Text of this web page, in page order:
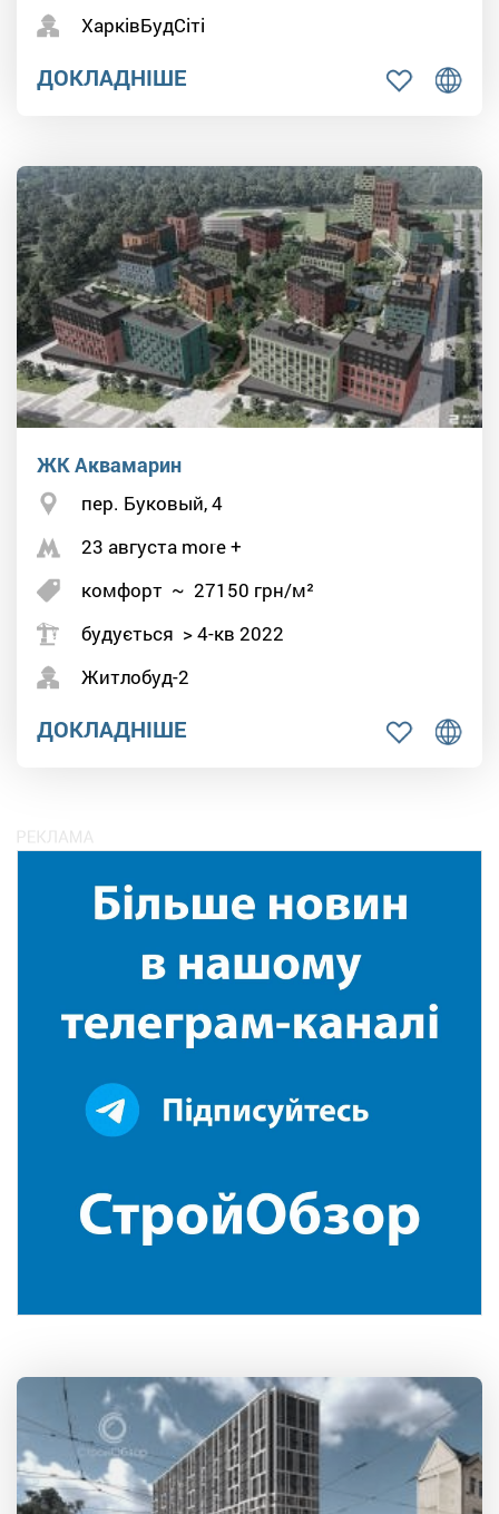
ХарківБудСіті
ДОКЛАДНІШЕ
ЖК Аквамарин
пер. Буковый, 4
23 августа more +
комфорт ~ 27150 грн/м²
будується > 4-кв 2022
Житлобуд-2
ДОКЛАДНІШЕ